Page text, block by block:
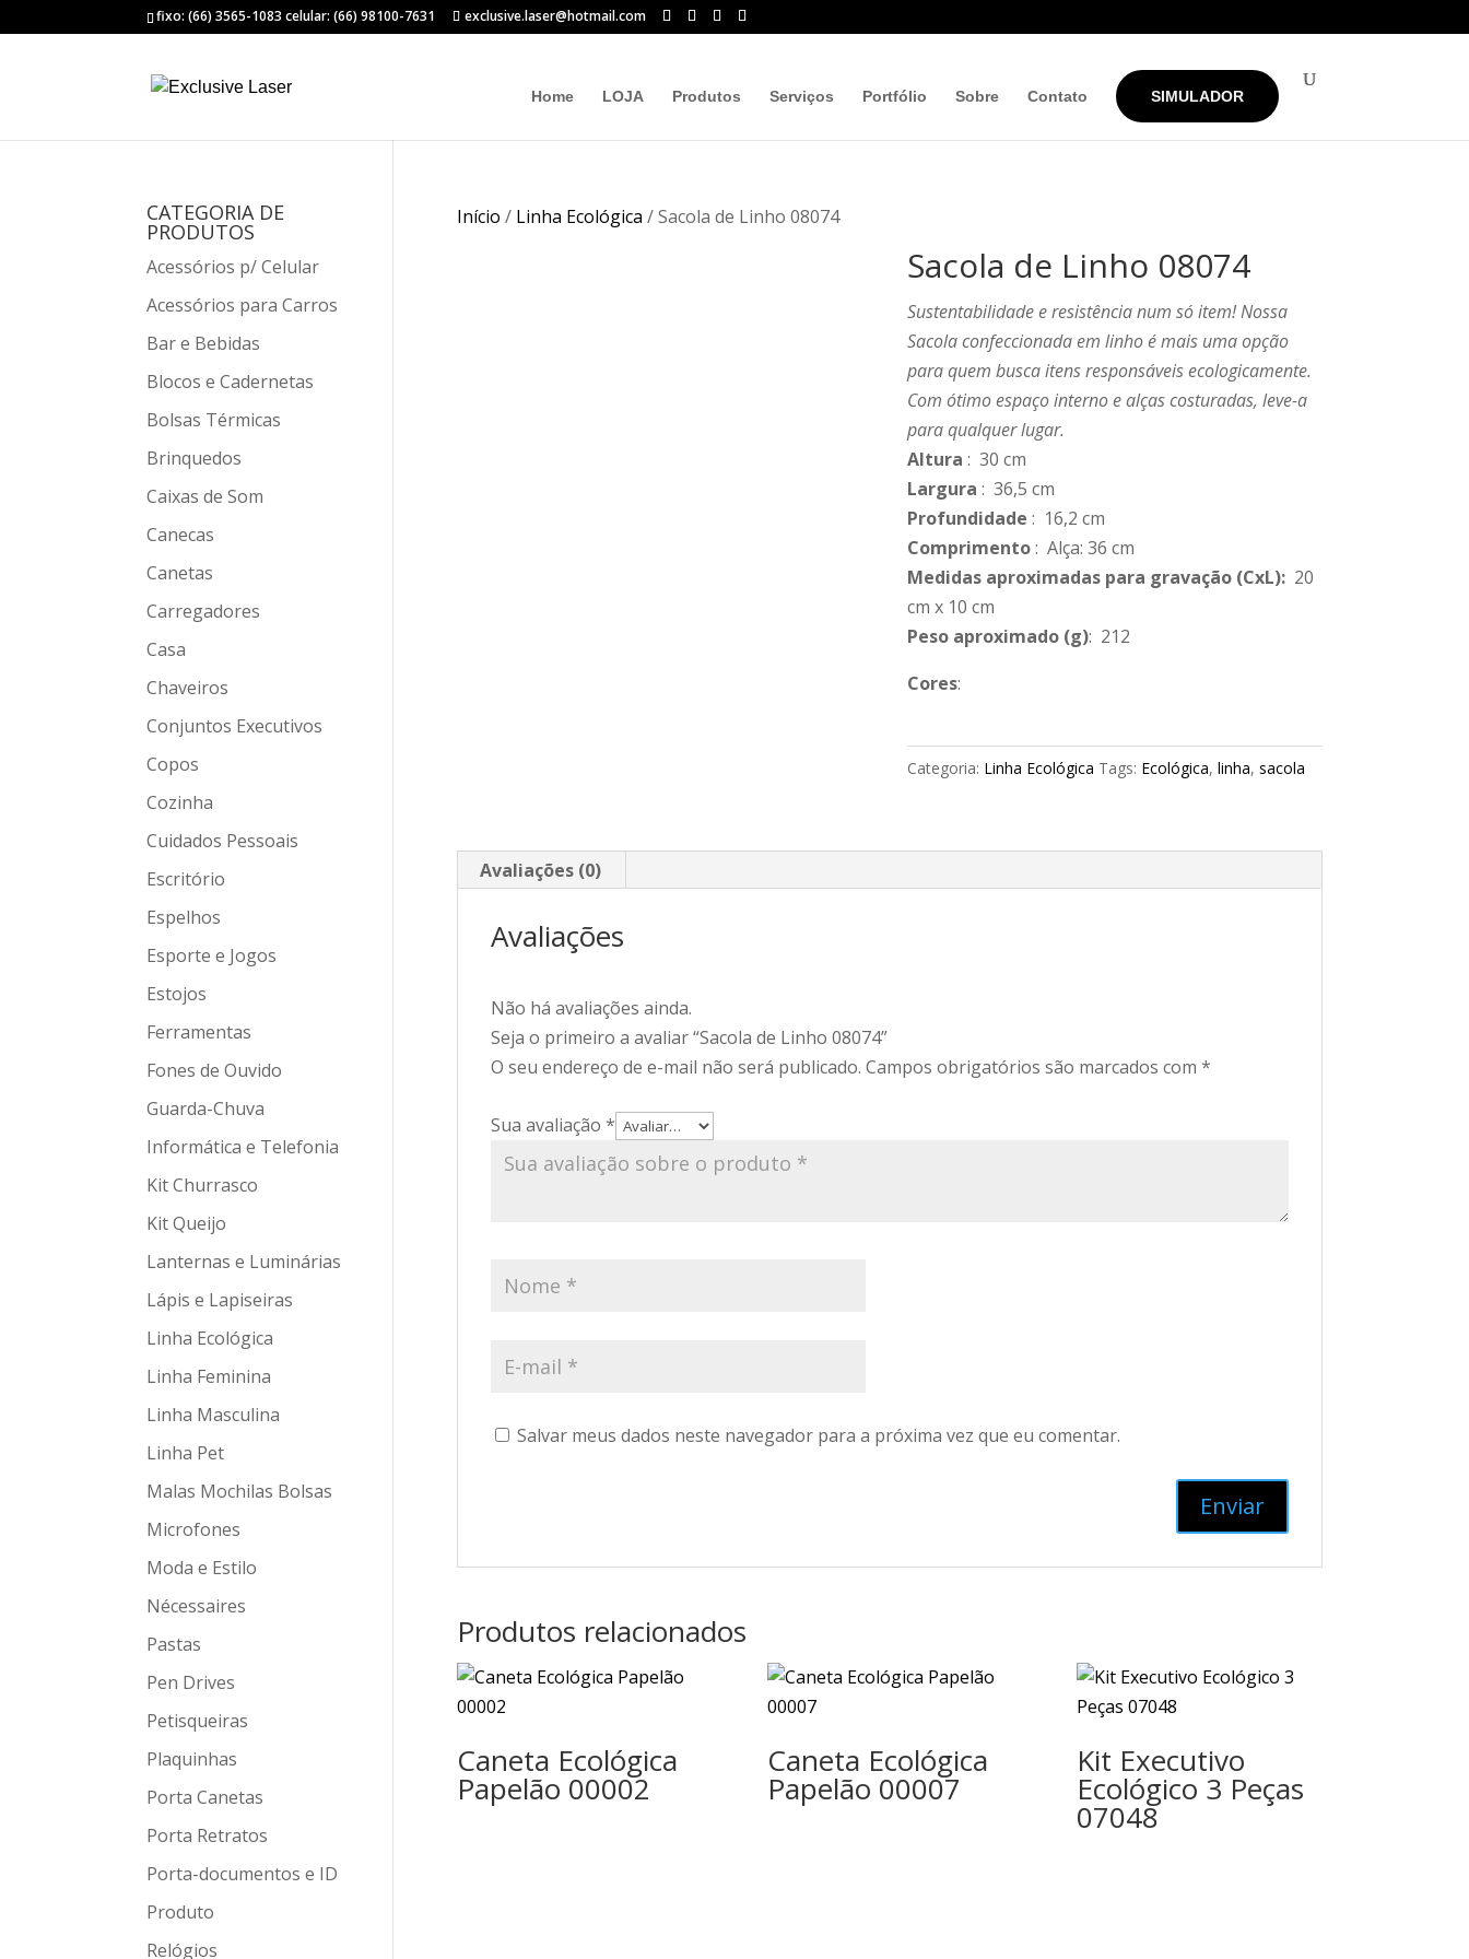
fixo: (66) 3565-1083 celular: (66) 98100-7631 exclusive.laser@hotmail.com
Home LOJA Produtos Serviços Portfólio Sobre Contato SIMULADOR
Início / Linha Ecológica / Sacola de Linho 08074
Sacola de Linho 08074
Sustentabilidade e resistência num só item! Nossa
Sacola confeccionada em linho é mais uma opção
para quem busca itens responsáveis ecologicamente.
Com ótimo espaço interno e alças costuradas, leve-a
para qualquer lugar.
Altura : 30 cm
Largura : 36,5 cm
Profundidade : 16,2 cm
Comprimento: Alça: 36 cm
Medidas aproximadas para gravação(CxL):20
cm x 10 cm
Peso aproximado(g): 212
Cores:
Categoria: Linha Ecológica Tags: Ecológica, linha, sacola
Avaliações (0)
Avaliações
Não há avaliações ainda.
Seja o primeiro a avaliar “Sacola de Linho 08074”
O seu endereço de e-mail não será publicado. Campos obrigatórios são marcados com *
Sua avaliação *
Salvar meus dados neste navegador para a próxima vez que eu comentar.
Produtos relacionados
Caneta Ecológica
Papelão 00002
Caneta Ecológica
Papelão 00007
Kit Executivo
Ecológico 3 Peças
07048
CATEGORIA DE
PRODUTOS
Acessórios p/ Celular
Acessórios para Carros
Bar e Bebidas
Blocos e Cadernetas
Bolsas Térmicas
Brinquedos
Caixas de Som
Canecas
Canetas
Carregadores
Casa
Chaveiros
Conjuntos Executivos
Copos
Cozinha
Cuidados Pessoais
Escritório
Espelhos
Esporte e Jogos
Estojos
Ferramentas
Fones de Ouvido
Guarda-Chuva
Informática e Telefonia
Kit Churrasco
Kit Queijo
Lanternas e Luminárias
Lápis e Lapiseiras
Linha Ecológica
Linha Feminina
Linha Masculina
Linha Pet
Malas Mochilas Bolsas
Microfones
Moda e Estilo
Nécessaires
Pastas
Pen Drives
Petisqueiras
Plaquinhas
Porta Canetas
Porta Retratos
Porta-documentos e ID
Produto
Relógios